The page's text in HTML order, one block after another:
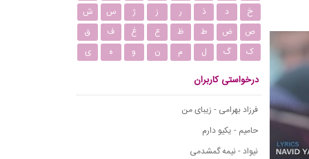
خ
د ذ ر ز ژ س
ش
ص
ض ط ظ ع غ ف
ق
ک
گ ل م ن و ه ی
درخواستی کاربران
فرزاد بهرامی - زیبای من
حامیم - یکیو دارم
نیواد - نیمه گمشدمی